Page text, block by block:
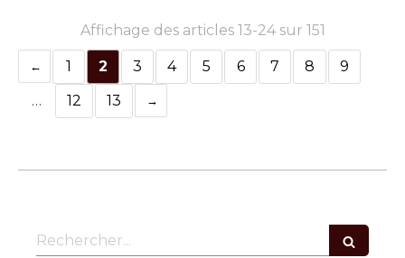
Affichage des articles 13-24 sur 151
1 2 3 4 5 6 7 8
9
…
12 13
Rechercher